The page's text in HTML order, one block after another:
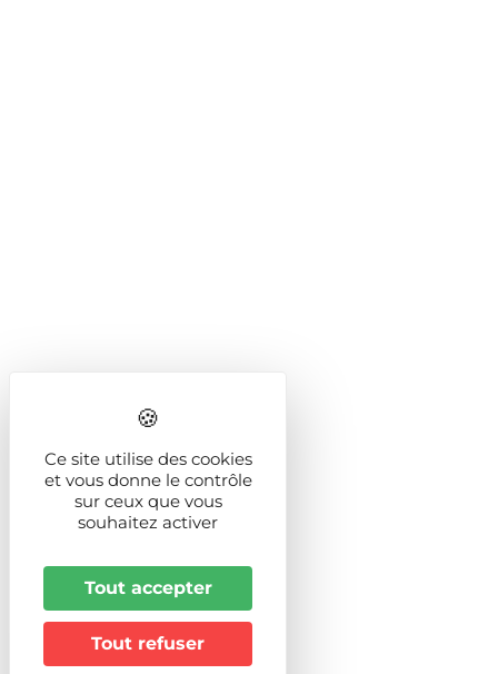
Ce site utilise des cookies
et vous donne le contrôle
sur ceux que vous
souhaitez activer
Tout accepter
Tout refuser